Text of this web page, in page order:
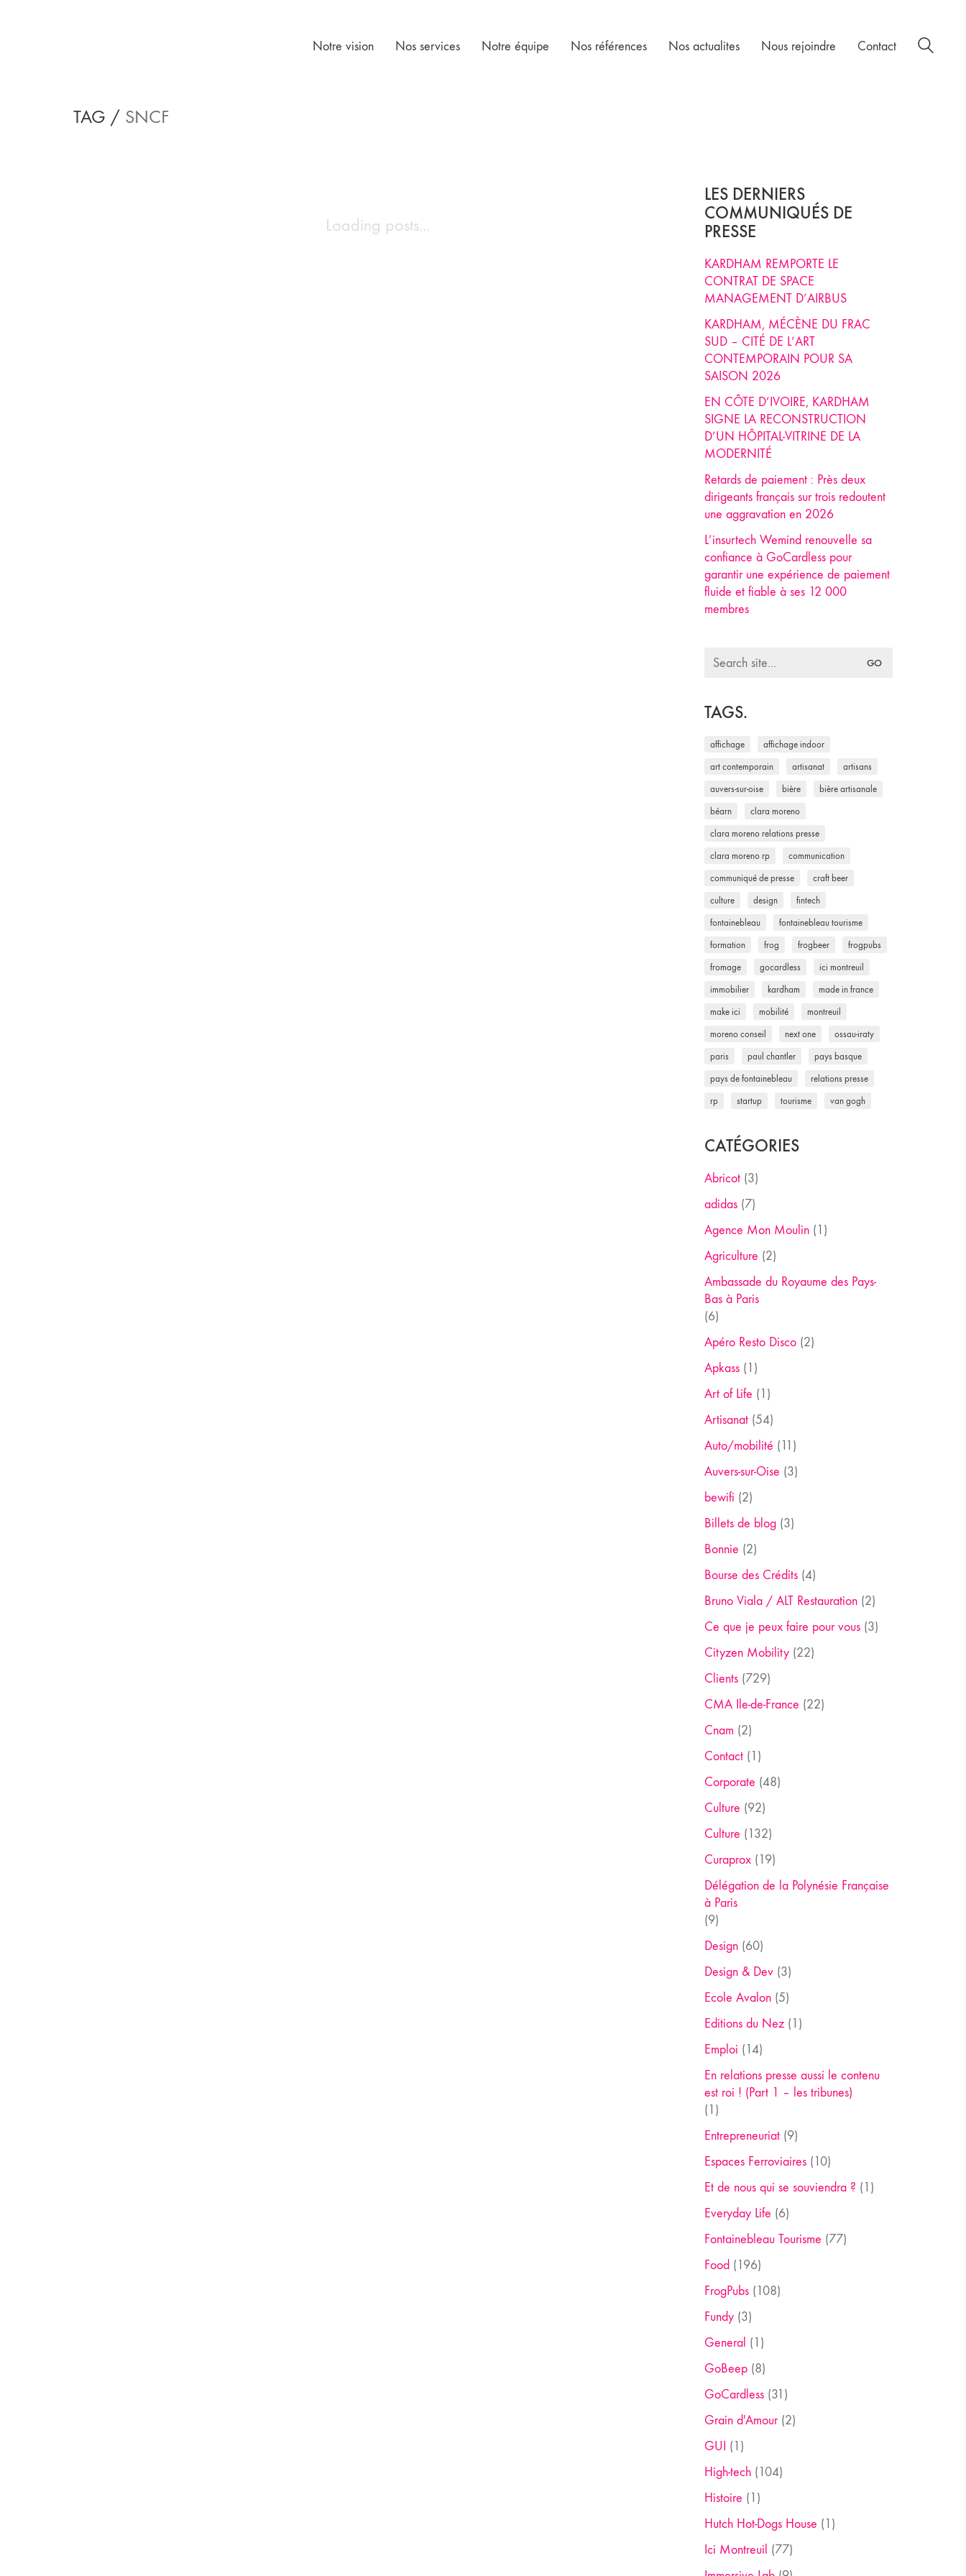
Notre vision Nos services Notre équipe Nos références Nos actualites Nous rejoindre Contact
TAG / SNCF
Loading posts...
LES DERNIERS
COMMUNIQUÉS DE
PRESSE
KARDHAM REMPORTE LE
CONTRAT DE SPACE
MANAGEMENT D’AIRBUS
KARDHAM, MÉCÈNE DU FRAC
SUD – CITÉ DE L’ART
CONTEMPORAIN POUR SA
SAISON 2026
EN CÔTE D’IVOIRE, KARDHAM
SIGNE LA RECONSTRUCTION
D’UN HÔPITAL-VITRINE DE LA
MODERNITÉ
Retards de paiement : Près deux
dirigeants français sur trois redoutent
une aggravation en 2026
L’insurtech Wemind renouvelle sa
confiance à GoCardless pour
garantir une expérience de paiement
fluide et fiable à ses 12 000
membres
Search
TAGS.
affichage affichage indoor
art contemporain artisanat artisans
auvers-sur-oise bière bière artisanale
béarn clara moreno
clara moreno relations presse
clara moreno rp communication
communiqué de presse craft beer
culture design fintech
fontainebleau fontainebleau tourisme
formation frog frogbeer frogpubs
fromage gocardless ici montreuil
immobilier kardham made in france
make ici mobilité montreuil
moreno conseil next one ossau-iraty
paris paul chantler pays basque
pays de fontainebleau relations presse
rp startup tourisme van gogh
CATÉGORIES
Abricot(3)
adidas(7)
Agence Mon Moulin(1)
Agriculture (2)
Ambassade du Royaume des Pays-
Bas à Paris
(6)
Apéro Resto Disco(2)
Apkass(1)
Art of Life (1)
Artisanat(54)
Auto/mobilité (11)
Auvers-sur-Oise (3)
bewifi (2)
Billets de blog(3)
Bonnie (2)
Bourse des Crédits(4)
Bruno Viala / ALT Restauration(2)
Ce que je peux faire pour vous(3)
Cityzen Mobility(22)
Clients(729)
CMA Ile-de-France (22)
Cnam (2)
Contact(1)
Corporate (48)
Culture (92)
Culture (132)
Curaprox(19)
Délégation de la Polynésie Française
à Paris
(9)
Design(60)
Design & Dev(3)
Ecole Avalon(5)
Editions du Nez(1)
Emploi (14)
En relations presse aussi le contenu
est roi ! (Part 1 – les tribunes)
(1)
Entrepreneuriat(9)
Espaces Ferroviaires(10)
Et de nous qui se souviendra ? (1)
Everyday Life (6)
Fontainebleau Tourisme (77)
Food (196)
FrogPubs(108)
Fundy(3)
General (1)
GoBeep(8)
GoCardless(31)
Grain d'Amour(2)
GUI (1)
High-tech(104)
Histoire (1)
Hutch Hot-Dogs House (1)
Ici Montreuil (77)